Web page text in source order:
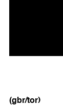
(gbr/tor)